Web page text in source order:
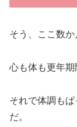
そう、ここ数か
心も体も更年期
それで体調も
だ。